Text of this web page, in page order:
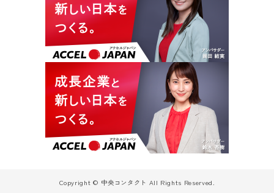
Copyright © 中央コンタクト All Rights Reserved.